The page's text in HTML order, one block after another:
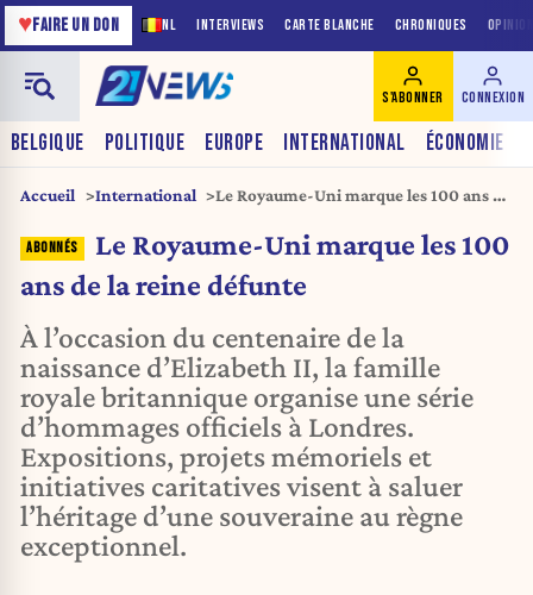
NL INTERVIEWS CARTE BLANCHE CHRONIQUES
♥FAIRE UN DON
BELGIQUE POLITIQUE EUROPE INTERNATIONAL ÉCONOMIE
S'ABONNER CONNEXION
Accueil International
Le Royaume-Uni marque les 100 ans de
Le Royaume-Uni marque les 100
ans de la reine défunte
À l’occasion du centenaire de la
naissance d’Elizabeth II, la famille
royale britannique organise une série
d’hommages officiels à Londres.
Expositions, projets mémoriels et
initiatives caritatives visent à saluer
l’héritage d’une souveraine au règne
exceptionnel.